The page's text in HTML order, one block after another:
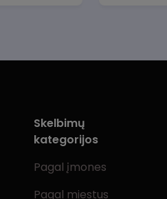
Skelbimų
kategorijos
Pagal įmones
Pagal miestus